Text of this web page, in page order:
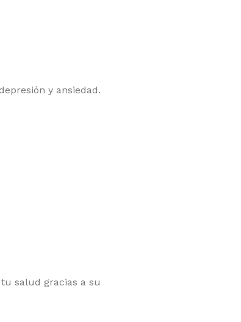
y ansiedad.
salud gracias a su